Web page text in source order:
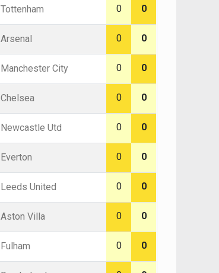
Tottenham 0 0
Arsenal 0 0
Manchester City 0 0
Chelsea 0 0
Newcastle Utd 0 0
Everton 0 0
Leeds United 0 0
Aston Villa 0 0
Fulham 0 0